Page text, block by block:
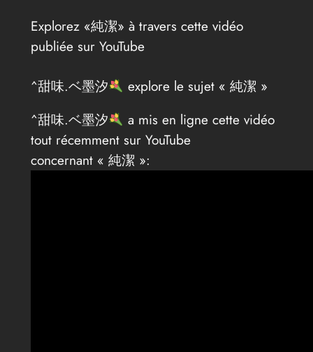
Explorez «純潔» à travers cette vidéo
publiée sur YouTube
^甜味.ベ墨汐
explore le sujet « 純潔 »
^甜味.ベ墨汐
a mis en ligne cette vidéo
tout récemment sur YouTube
concernant « 純潔 »: